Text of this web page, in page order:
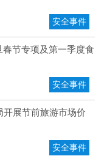
安全事件
节专项及第一季度食
安全事件
开展节前旅游市场价
安全事件